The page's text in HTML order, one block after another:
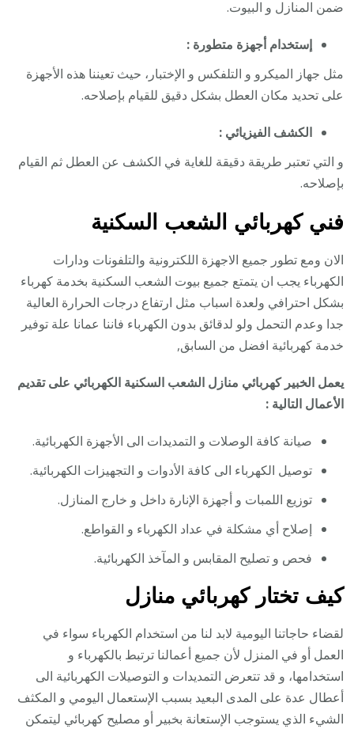
ضمن المنازل و البيوت.
إستخدام أجهزة متطورة :
مثل جهاز الميكرو و التلفكس و الإختبار، حيث تعيننا هذه الأجهزة
على تحديد مكان العطل بشكل دقيق للقيام بإصلاحه.
الكشف الفيزيائي :
و التي تعتبر طريقة دقيقة للغاية في الكشف عن العطل ثم القيام
بإصلاحه.
فني كهربائي الشعب السكنية
الان ومع تطور جميع الاجهزة اللكترونية والتلفونات ودارات
الكهرباء يجب ان يتمتع جميع بيوت الشعب السكنية بخدمة كهرباء
بشكل احترافي ولعدة اسباب مثل ارتفاع درجات الحرارة العالية
جدا وعدم التحمل ولو لدقائق بدون الكهرباء فاننا عمانا علة توفير
خدمة كهربائية افضل من السابق,
يعمل الخبير كهربائي منازل الشعب السكنية الكهربائي على تقديم
الأعمال التالية :
صيانة كافة الوصلات و التمديدات الى الأجهزة الكهربائية.
توصيل الكهرباء الى كافة الأدوات و التجهيزات الكهربائية.
توزيع اللمبات و أجهزة الإنارة داخل و خارج المنازل.
إصلاح أي مشكلة في عداد الكهرباء و القواطع.
فحص و تصليح المقابس و المآخذ الكهربائية.
كيف تختار كهربائي منازل
لقضاء حاجاتنا اليومية لابد لنا من استخدام الكهرباء سواء في
العمل أو في المنزل لأن جميع أعمالنا ترتبط بالكهرباء و
استخدامها، و قد تتعرض التمديدات و التوصيلات الكهربائية الى
أعطال عدة على المدى البعيد بسبب الإستعمال اليومي و المكثف
الشيء الذي يستوجب الإستعانة بخبير أو مصليح كهربائي ليتمكن